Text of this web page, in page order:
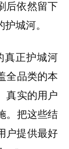
后依然留下
城河。
真正护城河
全品类的本
真实的用户
。把这些结
户提供最好